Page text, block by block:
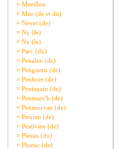
¤ Morillon
¤ Mur (de et du)
¤ Nevet (de)
¤ Ny (le)
¤ Ny (le)
¤ Parc (du)
¤ Penalen (de)
¤ Penguern (de)
¤ Penhoet (de)
¤ Penisquin (de)
¤ Penmarc'h (de)
¤ Penmorvan (de)
¤ Perrien (de)
¤ Pestivien (de)
¤ Plessis (du)
¤ Ploeuc (de)